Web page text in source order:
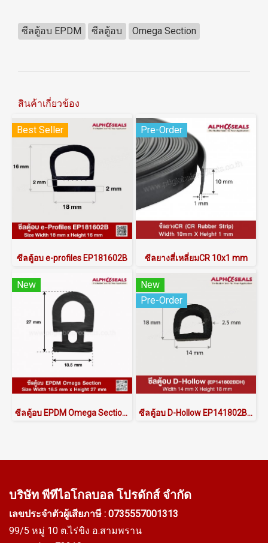
ซีลตู้อบ EPDM ซีลตู้อบ Omega Section
สินค้าเกี่ยวข้อง
Best Seller
ซีลตู้อบ e-profiles EP181602B
Pre-Order
ซีลยางสี่เหลี่ยมCR 10x1 mm
New
ซีลตู้อบ EPDM Omega Section 18.5x27mm
New
Pre-Order
ซีลตู้อบ D-Hollow EP141802BDH
บริษัท พีทีไอโกลบอล โปรดักส์ จำกัด
เลขประจำตัวผู้เสียภาษี : 0735557001313
99/5 หมู่ 10 ต.ไร่ขิง อ.สามพราน